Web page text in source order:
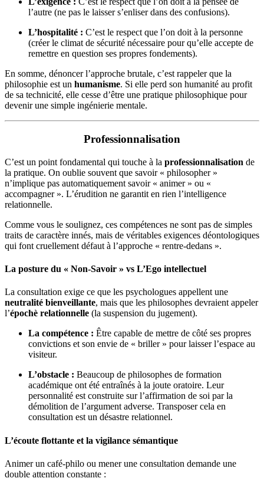
l’autre (ne pas le laisser s’enliser dans des confusions).
L’hospitalité : C’est le respect que l’on doit à la personne
(créer le climat de sécurité nécessaire pour qu’elle accepte de
remettre en question ses propres fondements).
En somme, dénoncer l’approche brutale, c’est rappeler que la
philosophie est un humanisme. Si elle perd son humanité au profit
de sa technicité, elle cesse d’être une pratique philosophique pour
devenir une simple ingénierie mentale.
Professionnalisation
C’est un point fondamental qui touche à la professionnalisation de
la pratique. On oublie souvent que savoir « philosopher »
n’implique pas automatiquement savoir « animer » ou «
accompagner ». L’érudition ne garantit en rien l’intelligence
relationnelle.
Comme vous le soulignez, ces compétences ne sont pas de simples
traits de caractère innés, mais de véritables exigences déontologiques
qui font cruellement défaut à l’approche « rentre-dedans ».
La posture du « Non-Savoir » vs L’Ego intellectuel
La consultation exige ce que les psychologues appellent une
neutralité bienveillante, mais que les philosophes devraient appeler
l’épochè relationnelle (la suspension du jugement).
La compétence : Être capable de mettre de côté ses propres
convictions et son envie de « briller » pour laisser l’espace au
visiteur.
L’obstacle : Beaucoup de philosophes de formation
académique ont été entraînés à la joute oratoire. Leur
personnalité est construite sur l’affirmation de soi par la
démolition de l’argument adverse. Transposer cela en
consultation est un désastre relationnel.
L’écoute flottante et la vigilance sémantique
Animer un café-philo ou mener une consultation demande une
double attention constante :